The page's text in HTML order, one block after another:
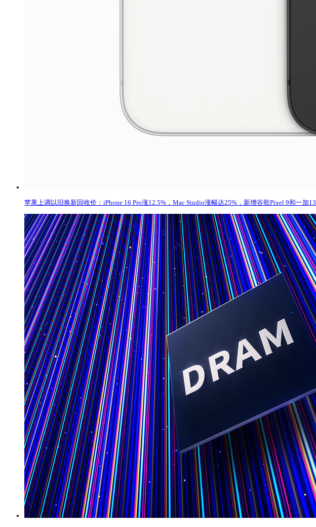
苹果上调以旧换新回收价：iPhone 16 Pro涨12.5%，Mac Studio涨幅达25%，新增谷歌Pixel 9和一加13